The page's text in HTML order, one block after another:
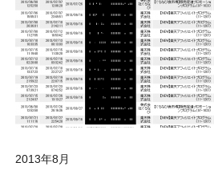
2013年8月